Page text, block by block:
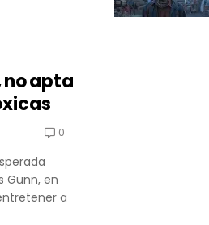
no apta
0
Gunn, en
a